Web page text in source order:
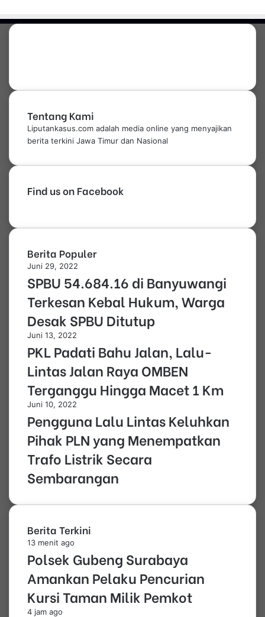
Tentang Kami
Liputankasus.com adalah media online yang menyajikan
berita terkini Jawa Timur dan Nasional
Find us on Facebook
Berita Populer
Juni 29, 2022
SPBU 54.684.16 di Banyuwangi
Terkesan Kebal Hukum, Warga
Desak SPBU Ditutup
Juni 13, 2022
PKL Padati Bahu Jalan, Lalu-
Lintas Jalan Raya OMBEN
Terganggu Hingga Macet 1 Km
Juni 10, 2022
Pengguna Lalu Lintas Keluhkan
Pihak PLN yang Menempatkan
Trafo Listrik Secara
Sembarangan
Berita Terkini
13 menit ago
Polsek Gubeng Surabaya
Amankan Pelaku Pencurian
Kursi Taman Milik Pemkot
4 jam ago